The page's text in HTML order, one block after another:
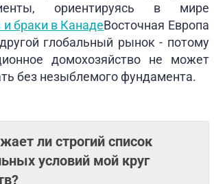
ориентируясь в мире
и браки в КанадеВосточная Европа
глобальный рынок - потому
домохозяйство не может
без незыблемого фундамента.
ли строгий список
условий мой круг